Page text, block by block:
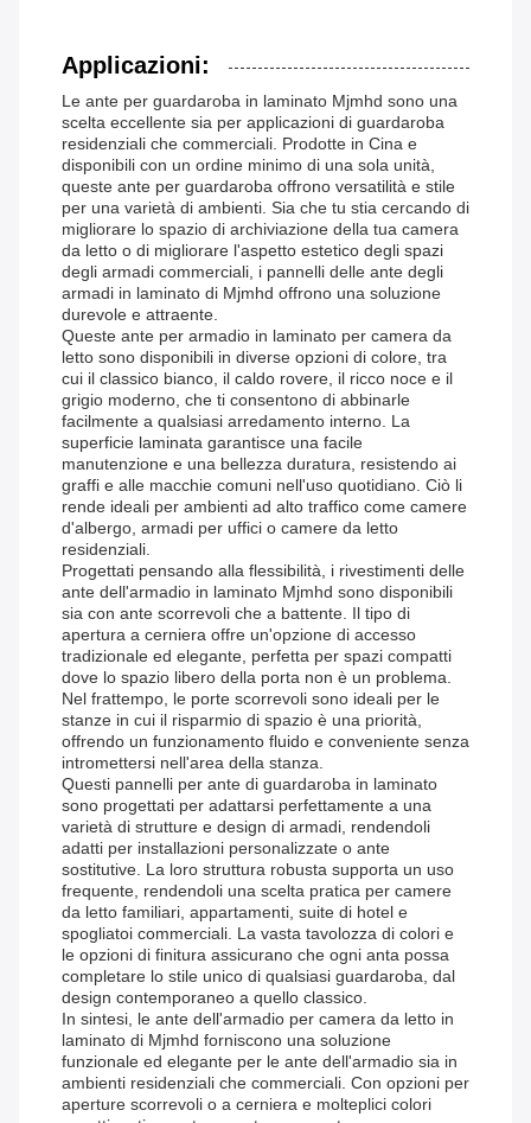
Applicazioni:
Le ante per guardaroba in laminato Mjmhd sono una
scelta eccellente sia per applicazioni di guardaroba
residenziali che commerciali. Prodotte in Cina e
disponibili con un ordine minimo di una sola unità,
queste ante per guardaroba offrono versatilità e stile
per una varietà di ambienti. Sia che tu stia cercando di
migliorare lo spazio di archiviazione della tua camera
da letto o di migliorare l'aspetto estetico degli spazi
degli armadi commerciali, i pannelli delle ante degli
armadi in laminato di Mjmhd offrono una soluzione
durevole e attraente.
Queste ante per armadio in laminato per camera da
letto sono disponibili in diverse opzioni di colore, tra
cui il classico bianco, il caldo rovere, il ricco noce e il
grigio moderno, che ti consentono di abbinarle
facilmente a qualsiasi arredamento interno. La
superficie laminata garantisce una facile
manutenzione e una bellezza duratura, resistendo ai
graffi e alle macchie comuni nell'uso quotidiano. Ciò li
rende ideali per ambienti ad alto traffico come camere
d'albergo, armadi per uffici o camere da letto
residenziali.
Progettati pensando alla flessibilità, i rivestimenti delle
ante dell'armadio in laminato Mjmhd sono disponibili
sia con ante scorrevoli che a battente. Il tipo di
apertura a cerniera offre un'opzione di accesso
tradizionale ed elegante, perfetta per spazi compatti
dove lo spazio libero della porta non è un problema.
Nel frattempo, le porte scorrevoli sono ideali per le
stanze in cui il risparmio di spazio è una priorità,
offrendo un funzionamento fluido e conveniente senza
intromettersi nell'area della stanza.
Questi pannelli per ante di guardaroba in laminato
sono progettati per adattarsi perfettamente a una
varietà di strutture e design di armadi, rendendoli
adatti per installazioni personalizzate o ante
sostitutive. La loro struttura robusta supporta un uso
frequente, rendendoli una scelta pratica per camere
da letto familiari, appartamenti, suite di hotel e
spogliatoi commerciali. La vasta tavolozza di colori e
le opzioni di finitura assicurano che ogni anta possa
completare lo stile unico di qualsiasi guardaroba, dal
design contemporaneo a quello classico.
In sintesi, le ante dell'armadio per camera da letto in
laminato di Mjmhd forniscono una soluzione
funzionale ed elegante per le ante dell'armadio sia in
ambienti residenziali che commerciali. Con opzioni per
aperture scorrevoli o a cerniera e molteplici colori